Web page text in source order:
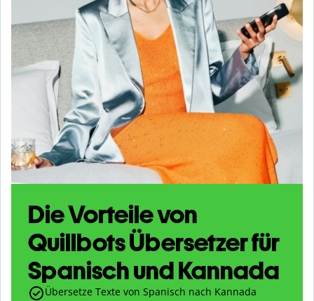
Die Vorteile von
Quillbots Übersetzer für
Spanisch und Kannada
Übersetze Texte von Spanisch nach Kannada